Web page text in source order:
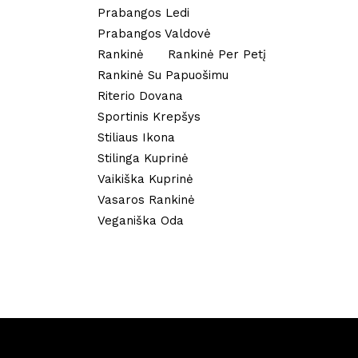
Prabangos Ledi
Prabangos Valdovė
Rankinė
Rankinė Per Petį
Rankinė Su Papuošimu
Riterio Dovana
Sportinis Krepšys
Stiliaus Ikona
Stilinga Kuprinė
Vaikiška Kuprinė
Vasaros Rankinė
Veganiška Oda